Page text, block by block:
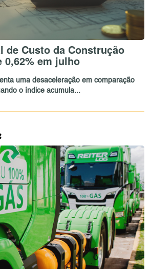
de Custo da Construção
0,62% em julho
uma desaceleração em comparação
o índice acumula...